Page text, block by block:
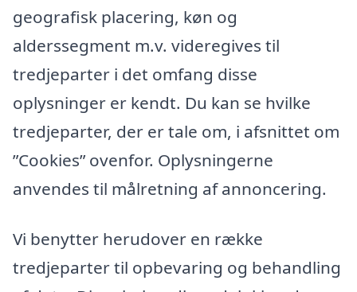
geografisk placering, køn og
alderssegment m.v. videregives til
tredjeparter i det omfang disse
oplysninger er kendt. Du kan se hvilke
tredjeparter, der er tale om, i afsnittet om
”Cookies” ovenfor. Oplysningerne
anvendes til målretning af annoncering.
Vi benytter herudover en række
tredjeparter til opbevaring og behandling